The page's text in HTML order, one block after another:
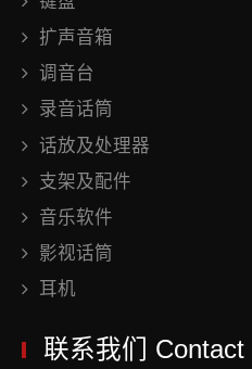
扩声音箱
调音台
录音话筒
话放及处理器
支架及配件
音乐软件
影视话筒
耳机
联系我们 Contact